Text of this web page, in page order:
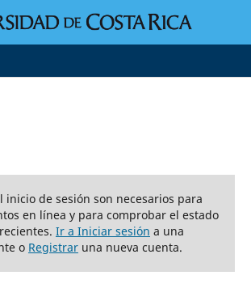
inicio de sesión son necesarios para
en línea y para comprobar el estado
Ir a Iniciar sesión a una
o Registraruna nueva cuenta.